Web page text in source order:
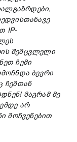
IP-
შემცვლელი
ჩემი
ბევრი
ჩემთან
მაგრამ მე
არ
მოჩვენებით